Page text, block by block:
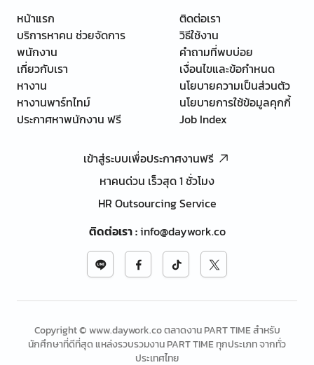
หน้าแรก
บริการหาคน ช่วยจัดการ
พนักงาน
เกี่ยวกับเรา
หางาน
หางานพาร์ทไทม์
ประกาศหาพนักงาน ฟรี
ติดต่อเรา
วิธีใช้งาน
คำถามที่พบบ่อย
เงื่อนไขและข้อกำหนด
นโยบายความเป็นส่วนตัว
นโยบายการใช้ข้อมูลคุกกี้
Job Index
เข้าสู่ระบบเพื่อประกาศงานฟรี
หาคนด่วน เร็วสุด 1 ชั่วโมง
HR Outsourcing Service
ติดต่อเรา:info@daywork.co
Copyright © www.daywork.co ตลาดงาน PART TIME สำหรับ
นักศึกษาที่ดีที่สุด แหล่งรวบรวมงาน PART TIME ทุกประเภท จากทั่ว
ประเทศไทย